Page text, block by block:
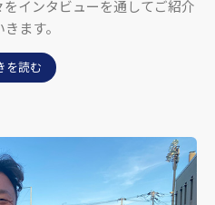
インタビューを通してご紹介
ます。
を読む